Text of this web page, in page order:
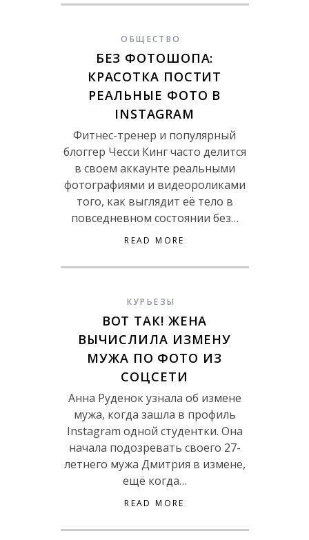
ОБЩЕСТВО
БЕЗ ФОТОШОПА:
КРАСОТКА ПОСТИТ
РЕАЛЬНЫЕ ФОТО В
INSTAGRAM
Фитнес-тренер и популярный
блоггер Чесси Кинг часто делится
в своем аккаунте реальными
фотографиями и видеороликами
того, как выглядит её тело в
повседневном состоянии без…
READ MORE
КУРЬЕЗЫ
ВОТ ТАК! ЖЕНА
ВЫЧИСЛИЛА ИЗМЕНУ
МУЖА ПО ФОТО ИЗ
СОЦСЕТИ
Анна Руденок узнала об измене
мужа, когда зашла в профиль
Instagram одной студентки. Она
начала подозревать своего 27-
летнего мужа Дмитрия в измене,
ещё когда…
READ MORE